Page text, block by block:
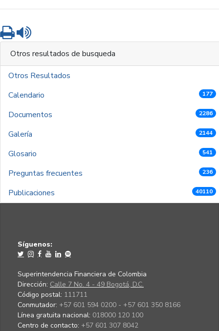
Imprimir
Otros resultados de busqueda
Otros Resultados
Calendario
177
Documentos 2286
Galería 2144
Glosario 541
Preguntas frecuentes 236
Publicaciones 40110
Síguenos:
Superintendencia Financiera de Colombia
Dirección: Calle 7 No. 4 - 49 Bogotá, D.C.
Código postal: 111711
Conmutador: +57 601 594 0200 - +57 601 350 8166
Línea gratuita nacional: 018000 120 100
Centro de contacto: +57 601 307 8042